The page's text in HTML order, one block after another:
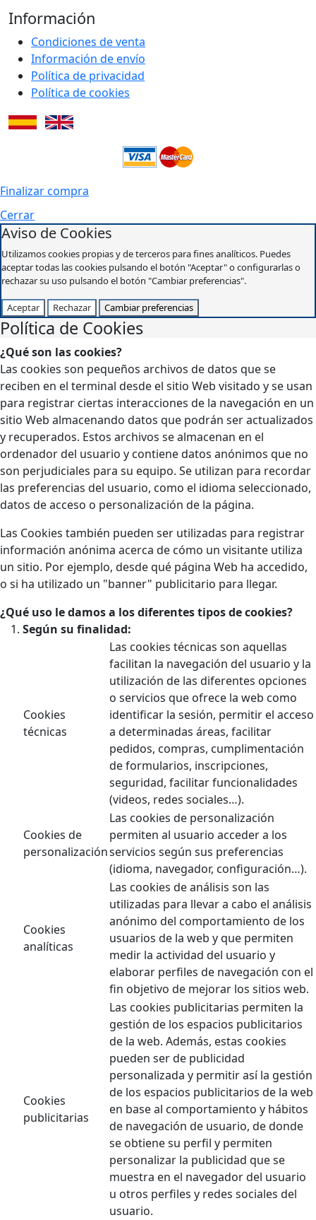
Información
Condiciones de venta
Información de envío
Política de privacidad
Política de cookies
Finalizar compra
Cerrar
Aviso de Cookies
Utilizamos cookies propias y de terceros para fines analíticos. Puedes
aceptar todas las cookies pulsando el botón "Aceptar" o configurarlas o
rechazar su uso pulsando el botón "Cambiar preferencias".
Aceptar Rechazar Cambiar preferencias
Política de Cookies
¿Qué son las cookies?
Las cookies son pequeños archivos de datos que se
reciben en el terminal desde el sitio Web visitado y se usan
para registrar ciertas interacciones de la navegación en un
sitio Web almacenando datos que podrán ser actualizados
y recuperados. Estos archivos se almacenan en el
ordenador del usuario y contiene datos anónimos que no
son perjudiciales para su equipo. Se utilizan para recordar
las preferencias del usuario, como el idioma seleccionado,
datos de acceso o personalización de la página.
Las Cookies también pueden ser utilizadas para registrar
información anónima acerca de cómo un visitante utiliza
un sitio. Por ejemplo, desde qué página Web ha accedido,
o si ha utilizado un "banner" publicitario para llegar.
¿Qué uso le damos a los diferentes tipos de cookies?
Según su finalidad:
Cookies
técnicas
Las cookies técnicas son aquellas
facilitan la navegación del usuario y la
utilización de las diferentes opciones
o servicios que ofrece la web como
identificar la sesión, permitir el acceso
a determinadas áreas, facilitar
pedidos, compras, cumplimentación
de formularios, inscripciones,
seguridad, facilitar funcionalidades
(videos, redes sociales…).
Cookies de
personalización
Las cookies de personalización
permiten al usuario acceder a los
servicios según sus preferencias
(idioma, navegador, configuración…).
Cookies
analíticas
Las cookies de análisis son las
utilizadas para llevar a cabo el análisis
anónimo del comportamiento de los
usuarios de la web y que permiten
medir la actividad del usuario y
elaborar perfiles de navegación con el
fin objetivo de mejorar los sitios web.
Cookies
publicitarias
Las cookies publicitarias permiten la
gestión de los espacios publicitarios
de la web. Además, estas cookies
pueden ser de publicidad
personalizada y permitir así la gestión
de los espacios publicitarios de la web
en base al comportamiento y hábitos
de navegación de usuario, de donde
se obtiene su perfil y permiten
personalizar la publicidad que se
muestra en el navegador del usuario
u otros perfiles y redes sociales del
usuario.